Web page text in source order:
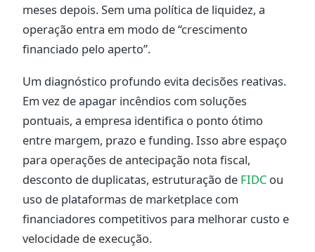
meses depois. Sem uma política de liquidez, a
operação entra em modo de “crescimento
financiado pelo aperto”.
Um diagnóstico profundo evita decisões reativas.
Em vez de apagar incêndios com soluções
pontuais, a empresa identifica o ponto ótimo
entre margem, prazo e funding. Isso abre espaço
para operações de antecipação nota fiscal,
desconto de duplicatas, estruturação de FIDC ou
uso de plataformas de marketplace com
financiadores competitivos para melhorar custo e
velocidade de execução.